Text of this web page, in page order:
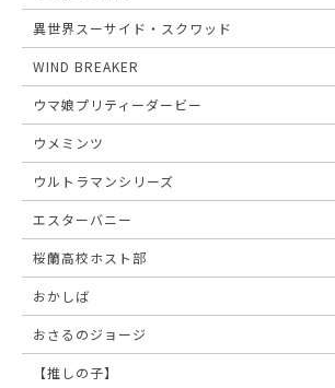
異世界スーサイド・スクワッド
WIND BREAKER
ウマ娘プリティーダービー
ウメミンツ
ウルトラマンシリーズ
エスターバニー
桜蘭高校ホスト部
おかしば
おさるのジョージ
【推しの子】